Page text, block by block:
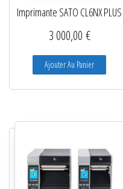
Imprimante SATO CL6NX PLUS
3 000,00 €
Ajouter Au Panier